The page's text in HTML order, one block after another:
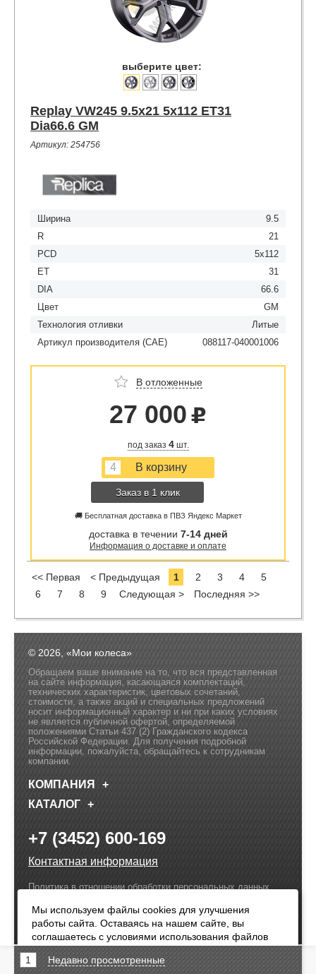
выберите цвет:
Replay VW245 9.5x21 5x112 ET31
Dia66.6 GM
Артикул: 254756
Ширина
9.5
R
21
PCD
5x112
ET
31
DIA
66.6
Цвет
GM
Технология отливки
Литые
Артикул производителя (CAE)
088117-040001006
В отложенные
27 000 u
под заказ 4шт.
Заказ в 1 клик
🚚 Бесплатная доставка в ПВЗ Яндекс Маркет
доставка в течении 7-14 дней
Информация о доставке и оплате
<< Первая < Предыдущая 1 2 3 4
5
6
7 8 9 Следующая > Последняя >>
© 2026, «Мои колеса»
Обращаем ваше внимание на то, что вся представленная
на сайте информация, касающаяся комплектаций,
технических характеристик, цветовых сочетаний,
стоимости, а также акций и специальных предложений
носит информационный характер и ни при каких условиях
не является публичной офертой, определяемой
положениями Статьи 437 (2) Гражданского кодекса
Российской Федерации. Для получения подробной
информации, пожалуйста, обращайтесь к сотрудникам
компании.
КОМПАНИЯ
Оплата:
КАТАЛОГ
+7 (3452) 600-169
Контактная информация
Политика в отношении обработки персональных данных
1 Недавно просмотренные
Мы используем файлы cookies для улучшения
работы сайта. Оставаясь на нашем сайте, вы
соглашаетесь с условиями использования файлов
cookies. Чтобы ознакомиться с нашими Положениями
о конфиденциальности и об использовании файлов